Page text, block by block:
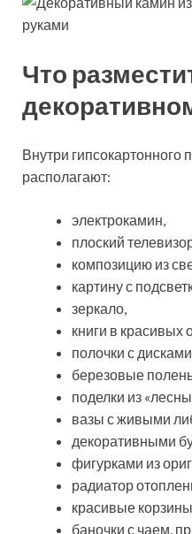
Что
Внутри гипсокартонного
располагают:
электрокамин,
плоский
композицию из
картину с
зеркало,
книги в красивых
полочки с
березовые
поделки из
вазы с живыми
декоративными
фигурками из
радиатор
красивые
баночки с чаем,